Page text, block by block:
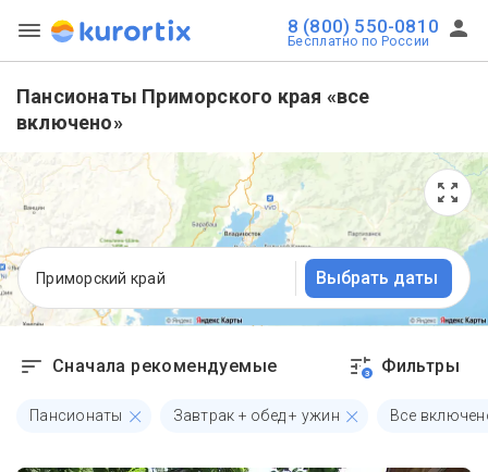
8 (800) 550-0810
Бесплатно по России
Пансионаты Приморского края «все
включено»
Приморский край Выбрать даты
Сначала рекомендуемые 3 Фильтры
Пансионаты Завтрак + обед + ужин Все